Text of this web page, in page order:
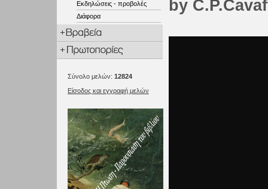
Εκδηλώσεις - προβολές
Διάφορα
Σύνολο μελών: 12824
Είσοδος και εγγραφή μελών
by